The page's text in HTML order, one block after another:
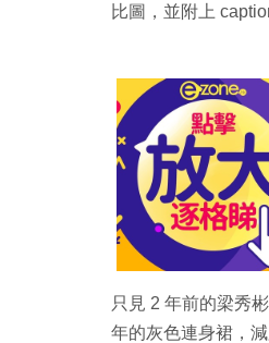
比圖，並附上
只見 2 年前的梁秀
年的灰色連身裙，